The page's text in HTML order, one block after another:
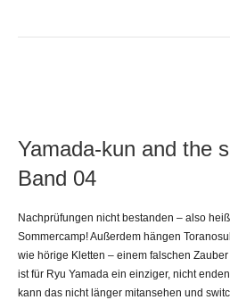
Yamada-kun and the
Band 04
Nachprüfungen nicht bestanden – also
Sommercamp! Außerdem hängen
wie hörige Kletten – einem falschen
ist für Ryu Yamada ein einziger, nicht
kann das nicht länger mitansehen und